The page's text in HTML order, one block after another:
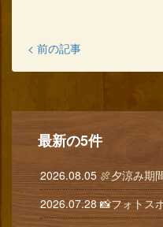
< 前の記事
最新の5件
2026.08.05 🍖夕涼み期
2026.07.28 📸フォトス